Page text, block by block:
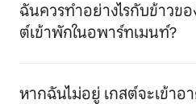
ฉันควรทำอย่างไรกับข้าวข
ต์เข้าพักในอพาร์ทเมนท์?
หากฉันไม่อยู่ เกสต์จะเข้าอ